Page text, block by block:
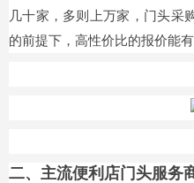
几十家，多则上万家，门头采
的前提下，高性价比的报价能
二、主流便利店门头服务